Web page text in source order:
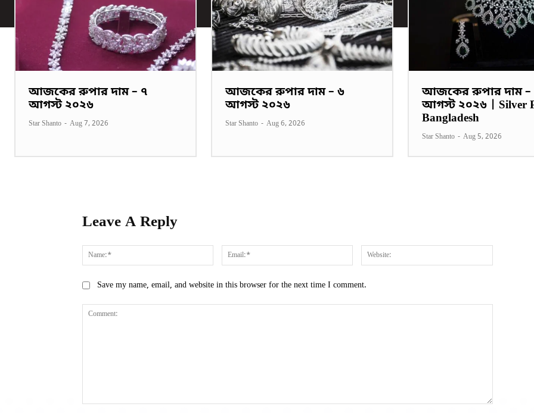
আজকের রুপার দাম – ৭
আগস্ট ২০২৬
Star Shanto - Aug 7, 2026
আজকের রুপার দাম – ৬
আগস্ট ২০২৬
Star Shanto - Aug 6, 2026
আজকের রুপার দাম –
আগস্ট ২০২৬ | Silver
Bangladesh
Star Shanto - Aug 5, 2026
Leave A Reply
Name:* Email:*
Save my name, email, and website in this browser for the next time I comment.